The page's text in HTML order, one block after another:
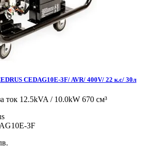
CEDAG10E-3F/ AVR/ 400V/ 22 к.с/ 30л
ток 12.5kVA / 10.0kW 670 см³
3F